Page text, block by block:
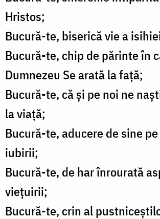
Hristos;
Bucură-te, biserică vie a
Bucură-te, chip de părinte în
Dumnezeu Se arată la față;
Bucură-te, că și pe noi ne
la viață;
Bucură-te, aducere de sine
iubirii;
Bucură-te, de har înrourată
viețuirii;
Bucură-te, crin al